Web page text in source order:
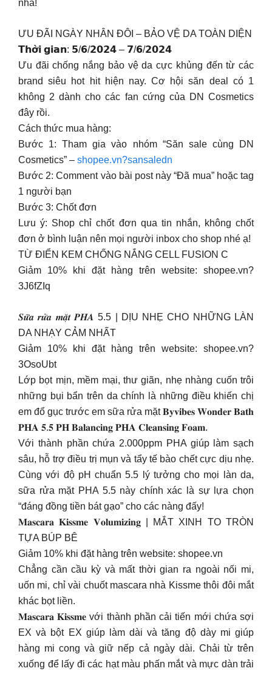
nha!
ƯU ĐÃI NGÀY NHÂN ĐÔI – BẢO VỆ DA TOÀN DIỆN
𝗧𝗵𝗼̛̀𝗶 𝗴𝗶𝗮𝗻: 𝟱/𝟲/𝟮𝟬𝟮𝟰 – 𝟳/𝟲/𝟮𝟬𝟮𝟰
Ưu đãi chống nắng bảo vệ da cực khủng đến từ các
brand siêu hot hit hiện nay. Cơ hội săn deal có 1
không 2 dành cho các fan cứng của DN Cosmetics
đây rồi.
Cách thức mua hàng:
Bước 1: Tham gia vào nhóm “Săn sale cùng DN
Cosmetics” – shopee.vn?sansaledn
Bước 2: Comment vào bài post này “Đã mua” hoặc tag
1 người bạn
Bước 3: Chốt đơn
Lưu ý: Shop chỉ chốt đơn qua tin nhắn, không chốt
đơn ở bình luận nên mọi người inbox cho shop nhé ạ!
TỪ ĐIỂN KEM CHỐNG NẮNG CELL FUSION C
Giảm 10% khi đặt hàng trên website: shopee.vn?
3J6fZIq
𝑺𝒖̛̃𝒂 𝒓𝒖̛̉𝒂 𝒎𝒂̣̆𝒕 𝑷𝑯𝑨 5.5 | DỊU NHẸ CHO NHỮNG LÀN
DA NHẠY CẢM NHẤT
Giảm 10% khi đặt hàng trên website: shopee.vn?
3OsoUbt
Lớp bọt mịn, mềm mại, thư giãn, nhẹ nhàng cuốn trôi
những bụi bẩn trên da chính là những điều khiến chị
em đổ gục trước em sữa rửa mặt 𝐁𝐲𝐯𝐢𝐛𝐞𝐬 𝐖𝐨𝐧𝐝𝐞𝐫 𝐁𝐚𝐭𝐡
𝐏𝐇𝐀 𝟓.𝟓 𝐏𝐇 𝐁𝐚𝐥𝐚𝐧𝐜𝐢𝐧𝐠 𝐏𝐇𝐀 𝐂𝐥𝐞𝐚𝐧𝐬𝐢𝐧𝐠 𝐅𝐨𝐚𝐦.
Với thành phần chứa 2.000ppm PHA giúp làm sạch
sâu, hỗ trợ điều trị mụn và tẩy tế bào chết cực dịu nhẹ.
Cùng với độ pH chuẩn 5.5 lý tưởng cho mọi làn da,
sữa rửa mặt PHA 5.5 này chính xác là sự lựa chọn
“đáng đồng tiền bát gạo” cho các nàng đấy!
𝐌𝐚𝐬𝐜𝐚𝐫𝐚 𝐊𝐢𝐬𝐬𝐦𝐞 𝐕𝐨𝐥𝐮𝐦𝐢𝐳𝐢𝐧𝐠 | MẮT XINH TO TRÒN
TỰA BÚP BÊ
Giảm 10% khi đặt hàng trên website: shopee.vn
Chẳng cần cầu kỳ và mất thời gian ra ngoài nối mi,
uốn mi, chỉ vài chuốt mascara nhà Kissme thôi đôi mắt
khác bọt liền.
𝐌𝐚𝐬𝐜𝐚𝐫𝐚 𝐊𝐢𝐬𝐬𝐦𝐞 với thành phần cải tiến mới chứa sợi
EX và bột EX giúp làm dài và tăng độ dày mi giúp
hàng mi cong và giữ nếp cả ngày dài. Chải từ trên
xuống để lấy đi các hạt màu phấn mắt và mực dàn trải